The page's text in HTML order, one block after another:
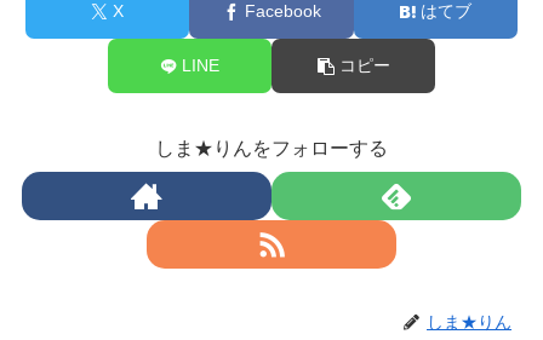
X Facebook はてブ
LINE コピー
しま★りんをフォローする
しま★りん